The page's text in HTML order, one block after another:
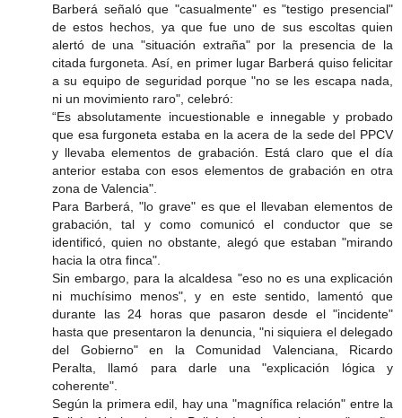
Barberá señaló que "casualmente" es "testigo presencial"
de estos hechos, ya que fue uno de sus escoltas quien
alertó de una "situación extraña" por la presencia de la
citada furgoneta. Así, en primer lugar Barberá quiso felicitar
a su equipo de seguridad porque "no se les escapa nada,
ni un movimiento raro", celebró:
“Es absolutamente incuestionable e innegable y probado
que esa furgoneta estaba en la acera de la sede del PPCV
y llevaba elementos de grabación. Está claro que el día
anterior estaba con esos elementos de grabación en otra
zona de Valencia".
Para Barberá, "lo grave" es que el llevaban elementos de
grabación, tal y como comunicó el conductor que se
identificó, quien no obstante, alegó que estaban "mirando
hacia la otra finca".
Sin embargo, para la alcaldesa "eso no es una explicación
ni muchísimo menos", y en este sentido, lamentó que
durante las 24 horas que pasaron desde el "incidente"
hasta que presentaron la denuncia, "ni siquiera el delegado
del Gobierno" en la Comunidad Valenciana, Ricardo
Peralta, llamó para darle una "explicación lógica y
coherente".
Según la primera edil, hay una "magnífica relación" entre la